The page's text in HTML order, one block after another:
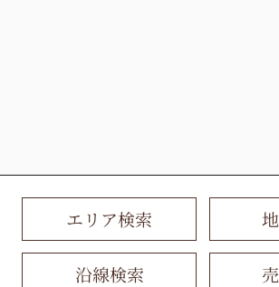
エリア検索
沿線検索